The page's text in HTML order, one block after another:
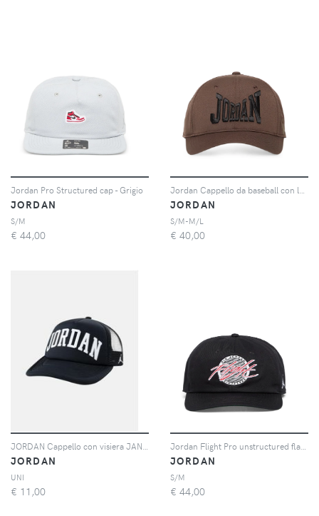
Jordan Pro Structured cap - Grigio
JORDAN
S/M
€ 44,00
JORDAN
S/M-M/L
€ 40,00
JORDAN
UNI
€ 11,00
JORDAN
S/M
€ 44,00